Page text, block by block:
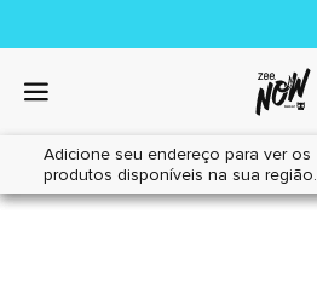
Adicione seu endereço para ver os
produtos disponíveis na sua região.
Home|Cães|Farmácia